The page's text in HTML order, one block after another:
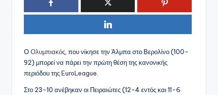
O Ολυμπιακός , που νίκησε την Άλμπα στο Βερολίνο (100-
92) μπορεί να πάρει την πρώτη θέση της κανονικής
περιόδου τηςEuroLeague
Στο 23-10 ανέβηκαν οι Πειραιώτες (12-4 εντός και 11-6